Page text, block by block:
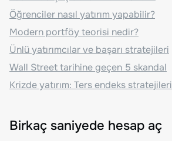
Öğrenciler nasıl yatırım yapabilir?
Modern portföy teorisi nedir?
Ünlü yatırımcılar ve başarı stratejileri
Wall Street tarihine geçen 5 skandal
Krizde yatırım: Ters endeks stratejileri
Birkaç saniyede hesap aç